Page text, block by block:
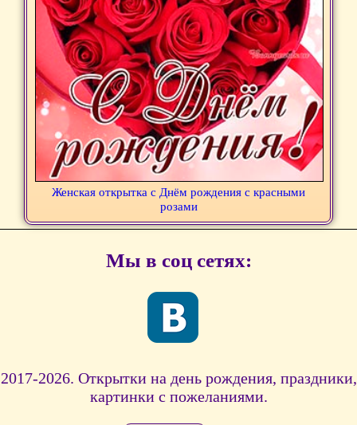
Женская открытка с Днём рождения с красными
розами
Мы в соц сетях:
2017-2026. Открытки на день рождения, праздники,
картинки с пожеланиями.